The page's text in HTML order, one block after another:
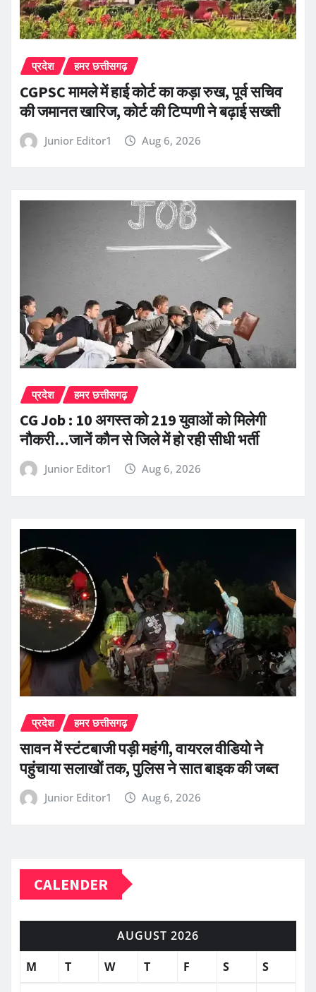
प्रदेश हमर छत्तीसगढ़
CGPSC मामले में हाई कोर्ट का कड़ा रुख, पूर्व सचिव
की जमानत खारिज, कोर्ट की टिप्पणी ने बढ़ाई सख्ती
Junior Editor1 Aug 6, 2026
प्रदेश हमर छत्तीसगढ़
CG Job : 10 अगस्त को 219 युवाओं को मिलेगी
नौकरी…जानें कौन से जिले में हो रही सीधी भर्ती
Junior Editor1 Aug 6, 2026
प्रदेश हमर छत्तीसगढ़
सावन में स्टंटबाजी पड़ी महंगी, वायरल वीडियो ने
पहुंचाया सलाखों तक, पुलिस ने सात बाइक की जब्त
Junior Editor1 Aug 6, 2026
CALENDER
AUGUST 2026
M
T W T F S S